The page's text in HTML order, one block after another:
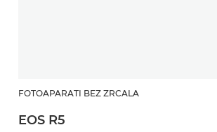
FOTOAPARATI BEZ ZRCALA
EOS R5